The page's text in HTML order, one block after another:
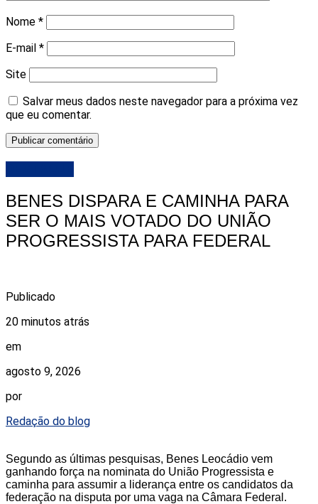
Nome *
E-mail *
Site
Salvar meus dados neste navegador para a próxima vez
que eu comentar.
BENES DISPARA E CAMINHA PARA
SER O MAIS VOTADO DO UNIÃO
PROGRESSISTA PARA FEDERAL
Publicado
20 minutos atrás
em
agosto 9, 2026
por
Redação do blog
Segundo as últimas pesquisas, Benes Leocádio vem
ganhando força na nominata do União Progressista e
caminha para assumir a liderança entre os candidatos da
federação na disputa por uma vaga na Câmara Federal.